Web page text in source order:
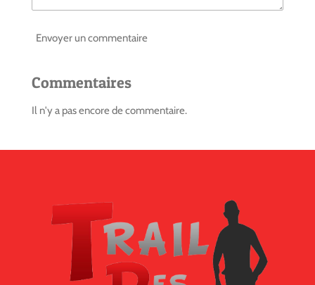
Envoyer un commentaire
Commentaires
Il n'y a pas encore de commentaire.